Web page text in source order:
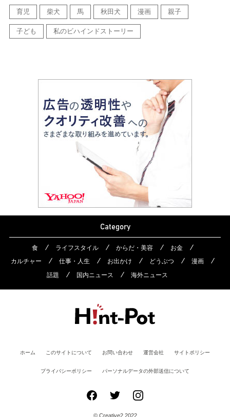
育児 柴犬 馬 秋田犬 漫画 親子
子ども 私のビハインドストーリー
Category
食 ライフスタイル からだ・美容
お金
カルチャー
仕事・人生 お出かけ どうぶつ
漫画
話題
国内ニュース 海外ニュース
ホーム このサイトについて お問い合わせ 運営会社 サイトポリシー
プライバシーポリシー パーソナルデータの外部送信について
© Creative2 2022